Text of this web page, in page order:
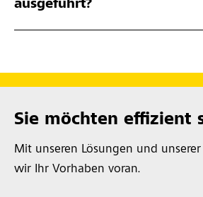
ausgeführt?
Sie möchten effizient
Mit unseren Lösungen und
wir Ihr Vorhaben voran.